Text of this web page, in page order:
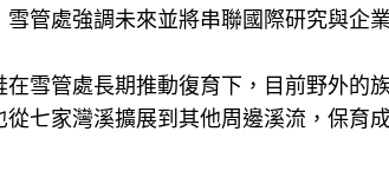
管處強調未來並將串聯國際研究與企
在雪管處長期推動復育下，目前野外的
七家灣溪擴展到其他周邊溪流，保育